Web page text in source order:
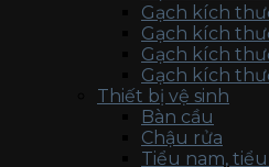
Gạch kích
Gạch kích
Gạch kích
Gạch kích
Thiết bị vệ sinh
Bàn cầu
Chậu rửa
Tiểu nam,